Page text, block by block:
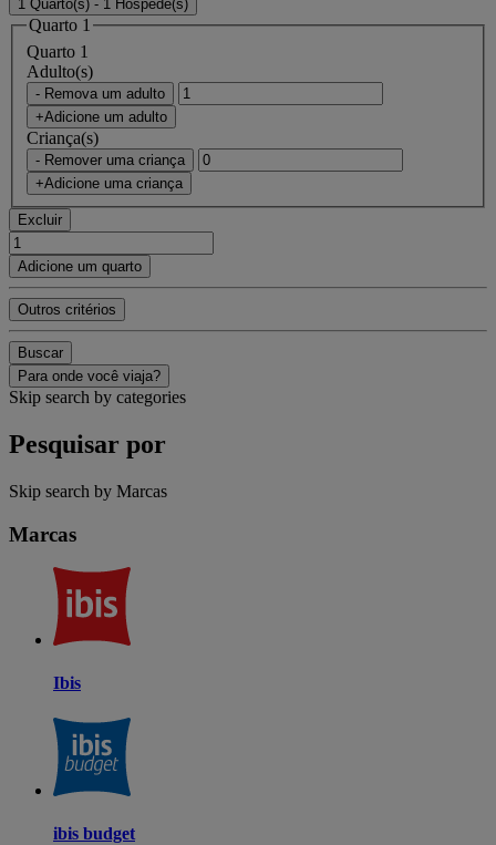
1 Quarto(s) - 1 Hóspede(s)
Quarto 1
Quarto 1
Adulto(s)
- Remova um adulto
+Adicione um adulto
Criança(s)
- Remover uma criança
+Adicione uma criança
Excluir
Adicione um quarto
Outros critérios
Buscar
Para onde você viaja?
Skip search by categories
Pesquisar por
Skip search by Marcas
Marcas
Ibis
ibis budget